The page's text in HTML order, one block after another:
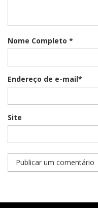
Nome Completo *
Endereço de e-mail*
Site